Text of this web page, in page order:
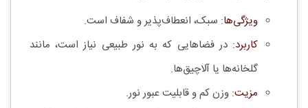
ویژگی‌ها: سبک، انعطاف‌پذیر و شفاف است.
کاربرد: در فضاهایی که به نور طبیعی نیاز است، مانند
گلخانه‌ها یا آلاچیق‌ها.
مزیت: وزن کم و قابلیت عبور نور.